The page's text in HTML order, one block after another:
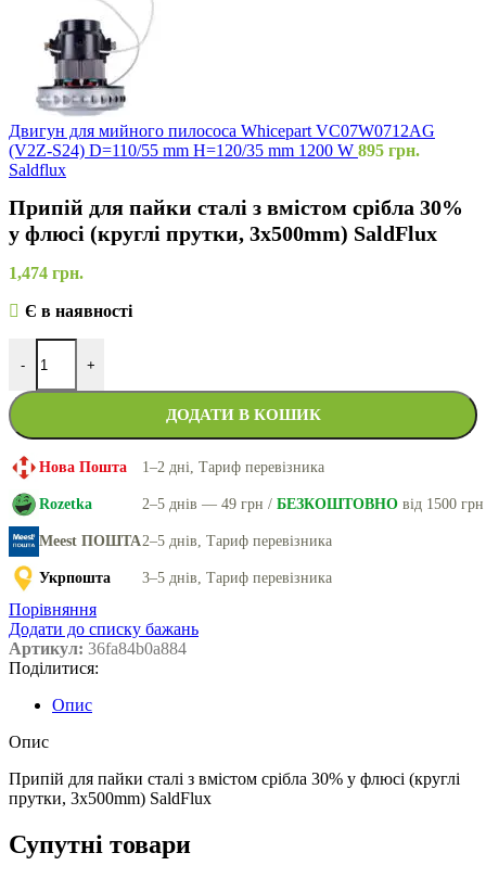
Двигун для мийного пилососа Whicepart VC07W0712AG
(V2Z-S24) D=110/55 mm H=120/35 mm 1200 W 895 грн.
Saldflux
Припій для пайки сталі з вмістом срібла 30%
у флюсі (круглі прутки, 3x500mm) SaldFlux
1,474 грн.
Є в наявності
- +
ДОДАТИ В КОШИК
Нова Пошта 1–2 дні, Тариф перевізника
Rozetka 2–5 днів — 49 грн / БЕЗКОШТОВНО від 1500 грн
Meest ПОШТА2–5 днів, Тариф перевізника
Укрпошта 3–5 днів, Тариф перевізника
Порівняння
Додати до списку бажань
Артикул: 36fa84b0a884
Поділитися:
Опис
Опис
Припій для пайки сталі з вмістом срібла 30% у флюсі (круглі
прутки, 3x500mm) SaldFlux
Супутні товари